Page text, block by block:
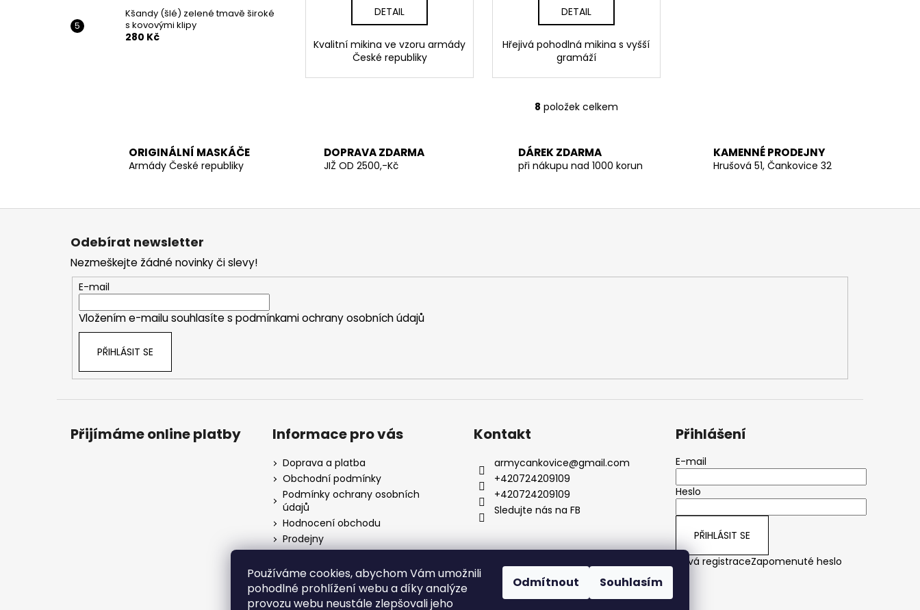
Používáme cookies, abychom Vám umožnili
pohodlné prohlížení webu a díky analýze
provozu webu neustále zlepšovali jeho
Odmítnout Souhlasím
Kšandy (šlé) zelené tmavě široké
s kovovými klipy
280 Kč
DETAIL
Kvalitní mikina ve vzoru armády
České republiky
DETAIL
Hřejivá pohodlná mikina s vyšší
gramáží
O
l
á
d
c
k
u
8 položek celkem
ORIGINÁLNÍ MASKÁČE
Armády České republiky
DOPRAVA ZDARMA
JIŽ OD 2500,-Kč
DÁREK ZDARMA
při nákupu nad 1000 korun
KAMENNÉ PRODEJNY
Hrušová 51, Čankovice 32
Z
Odebírat newsletter
Nezmeškejte žádné novinky či slevy!
E-mail
Vložením e-mailu souhlasíte s podmínkami ochrany osobních údajů
PŘIHLÁSIT SE
Přijímáme online platby Informace pro vás
Doprava a platba
Obchodní podmínky
Podmínky ochrany osobních
údajů
Hodnocení obchodu
Prodejny
Kontakt
armycankovice@gmail.com
+420724209109
+420724209109
Sledujte nás na FB
Přihlášení
E-mail
Heslo
PŘIHLÁSIT SE
Nová registraceZapomenuté heslo